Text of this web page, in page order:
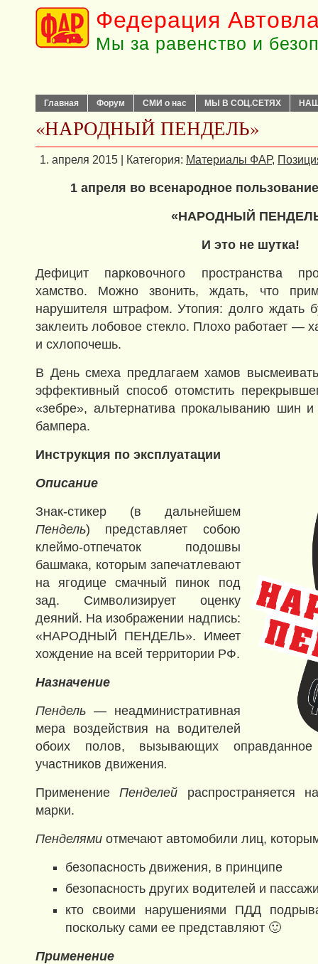
Федерация
Мы за равенство и
Главная Форум СМИ о нас МЫ В СОЦ.СЕТЯХ
«НАРОДНЫЙ ПЕНДЕЛЬ»
1. апреля 2015 | Категория: Материалы ФАР,
1 апреля во всенародное
«НАРОДНЫЙ
И это не шутка!
Дефицит парковочного пространства
хамство. Можно звонить, ждать, что
нарушителя штрафом. Утопия: долго ждать
заклеить лобовое стекло. Плохо работает —
и схлопочешь.
В День смеха предлагаем хамов
эффективный способ отомстить
«зебре», альтернатива прокалыванию шин
бампера.
Инструкция по эксплуатации
Описание
Знак-стикер (в дальнейшем
Пендель) представляет собою
клеймо-отпечаток подошвы
башмака, которым запечатлевают
на ягодице смачный пинок под
зад. Символизирует оценку
деяний. На изображении надпись:
«НАРОДНЫЙ ПЕНДЕЛЬ». Имеет
хождение на всей территории РФ.
Назначение
Пендель — неадминистративная
мера воздействия на водителей
обоих полов, вызывающих оправданное
участников движения.
ПрименениеПенделей распространяется
марки.
Пенделями отмечают автомобили лиц,
безопасность движения, в принципе
безопасность других водителей и
кто своими нарушениями ПДД
поскольку сами ее представляют 🙂
Применение